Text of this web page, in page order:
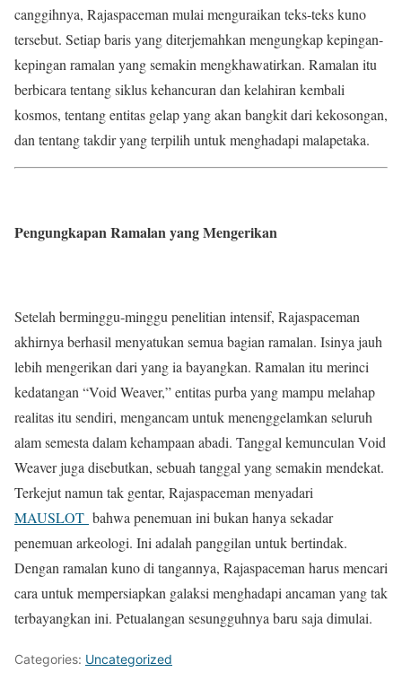
canggihnya, Rajaspaceman mulai menguraikan teks-teks kuno
tersebut. Setiap baris yang diterjemahkan mengungkap kepingan-
kepingan ramalan yang semakin mengkhawatirkan. Ramalan itu
berbicara tentang siklus kehancuran dan kelahiran kembali
kosmos, tentang entitas gelap yang akan bangkit dari kekosongan,
dan tentang takdir yang terpilih untuk menghadapi malapetaka.
Pengungkapan Ramalan yang Mengerikan
Setelah berminggu-minggu penelitian intensif, Rajaspaceman
akhirnya berhasil menyatukan semua bagian ramalan. Isinya jauh
lebih mengerikan dari yang ia bayangkan. Ramalan itu merinci
kedatangan “Void Weaver,” entitas purba yang mampu melahap
realitas itu sendiri, mengancam untuk menenggelamkan seluruh
alam semesta dalam kehampaan abadi. Tanggal kemunculan Void
Weaver juga disebutkan, sebuah tanggal yang semakin mendekat.
Terkejut namun tak gentar, Rajaspaceman menyadari
MAUSLOT bahwa penemuan ini bukan hanya sekadar
penemuan arkeologi. Ini adalah panggilan untuk bertindak.
Dengan ramalan kuno di tangannya, Rajaspaceman harus mencari
cara untuk mempersiapkan galaksi menghadapi ancaman yang tak
terbayangkan ini. Petualangan sesungguhnya baru saja dimulai.
Categories: Uncategorized